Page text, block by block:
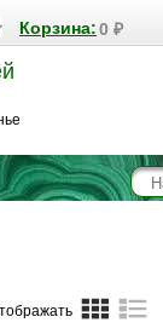
Корзина:0 ₽